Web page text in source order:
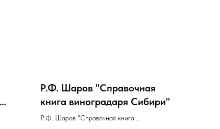
Р.Ф. Шаров "Справочная
книга виноградаря Сибири"
Р.Ф. Шаров "Справочная книга